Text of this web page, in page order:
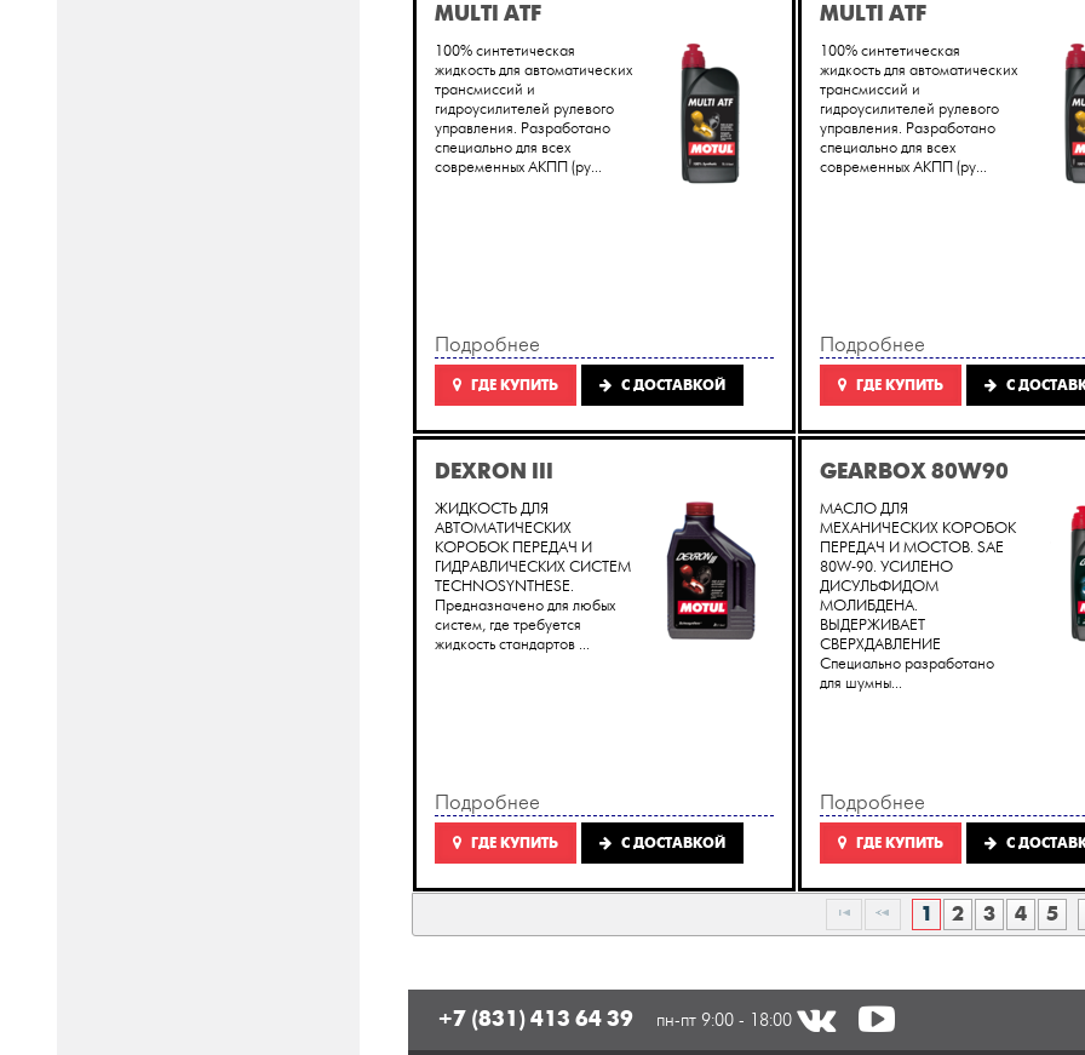
MULTI ATF
100% синтетическая
жидкость для автоматических
трансмиссий и
гидроусилителей рулевого
управления. Разработано
специально для всех
современных АКПП (ру...
Подробнее
ГДЕ КУПИТЬ C ДОСТАВКОЙ
MULTI ATF
100% синтетическая
жидкость для автоматических
трансмиссий и
гидроусилителей рулевого
управления. Разработано
специально для всех
современных АКПП (ру...
Подробнее
ГДЕ КУПИТЬ C
DEXRON III
ЖИДКОСТЬ ДЛЯ
АВТОМАТИЧЕСКИХ
КОРОБОК ПЕРЕДАЧ И
ГИДРАВЛИЧЕСКИХ СИСТЕМ
TECHNOSYNTHESE.
Предназначено для любых
систем, где требуется
жидкость стандартов ...
Подробнее
ГДЕ КУПИТЬ C ДОСТАВКОЙ
GEARBOX 80W90
МАСЛО ДЛЯ
МЕХАНИЧЕСКИХ КОРОБОК
ПЕРЕДАЧ И МОСТОВ. SAE
80W-90. УСИЛЕНО
ДИСУЛЬФИДОМ
МОЛИБДЕНА.
ВЫДЕРЖИВАЕТ
СВЕРХДАВЛЕНИЕ
Специально разработано
для шумны...
Подробнее
ГДЕ КУПИТЬ C
1 2 3 4 5
+7 (831) 413 64 39 пн-пт 9:00 - 18:00